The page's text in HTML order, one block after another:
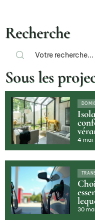
Recherche
Sous les
4 mai
30